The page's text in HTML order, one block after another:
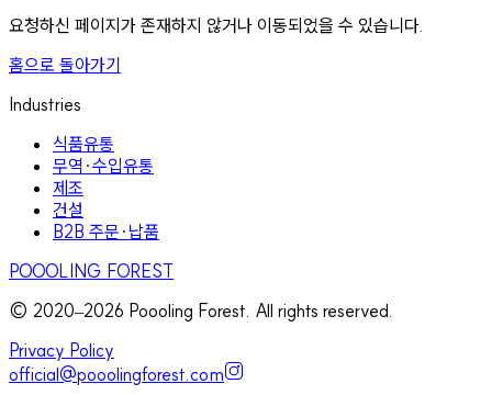
요청하신 페이지가 존재하지 않거나 이동되었을 수 있습니다.
홈으로 돌아가기
Industries
식품유통
무역·수입유통
제조
건설
B2B 주문·납품
POOOLING FOREST
© 2020–2026 Poooling Forest. All rights reserved.
Privacy Policy
official@pooolingforest.com